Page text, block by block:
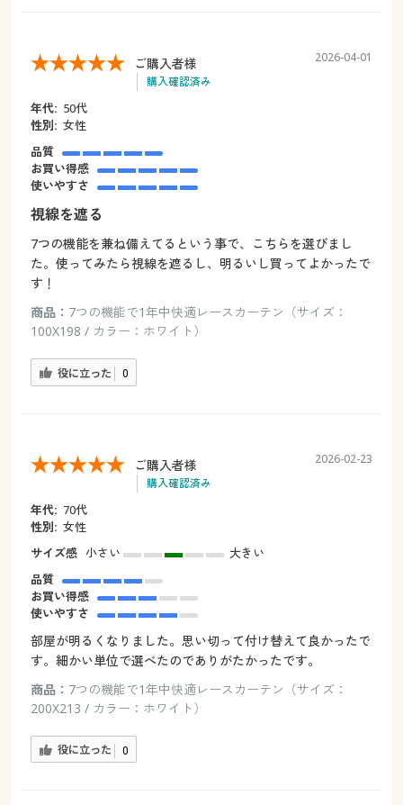
ご購入者様
購入確認済み
2026-04-01
年代: 50代
性別: 女性
品質
お買い得感
使いやすさ
視線を遮る
7つの機能を兼ね備えてるという事で、こちらを選びまし
た。使ってみたら視線を遮るし、明るいし買ってよかったで
す！
商品： 7つの機能で1年中快適レースカーテン（サイズ：
100X198 / カラー：ホワイト）
役に立った 0
ご購入者様
購入確認済み
2026-02-23
年代: 70代
性別: 女性
サイズ感 小さい
大きい
品質
お買い得感
使いやすさ
部屋が明るくなりました。思い切って付け替えて良かったで
す。細かい単位で選べたのでありがたかったです。
商品： 7つの機能で1年中快適レースカーテン（サイズ：
200X213 / カラー：ホワイト）
役に立った 0